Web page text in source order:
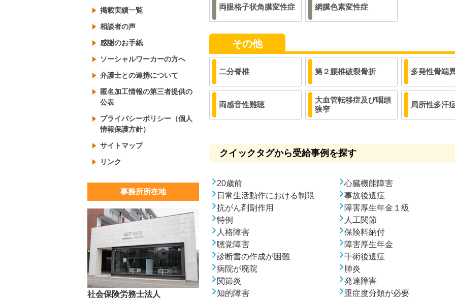
両眼格子状角膜変性症 網膜色素変性症
その他
二分脊椎 第２腰椎破裂骨折 多発性骨端
両感音性難聴
大血管転移症及び咽頭
狭窄
局所性多汗
クイックタグから受給事例を探す
20歳前 心臓機能障害
日常生活動作における制限
事故後遺症
抗がん剤副作用
障害厚生年金１級
特例
人工関節
人格障害
保険料納付
聴覚障害
障害厚生年金
診断書の作成が困難
手術後遺症
病院が廃院
肺炎
関節炎
発達障害
知的障害
重症度分類が必要
掲載実績一覧
相談者の声
感謝のお手紙
ソーシャルワーカーの方へ
弁護士との連携について
匿名加工情報の第三者提供の
公表
プライバシーポリシー（個人
情報保護方針）
サイトマップ
リンク
事務所所在地
社会保険労務士法人